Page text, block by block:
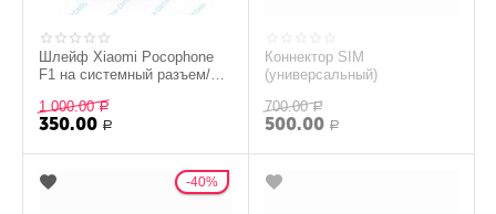
Шлейф Xiaomi Pocophone
F1 на системный разъем/
1 000.00 Р
350.00 Р
Коннектор SIM
(универсальный)
700.00 Р
500.00 Р
40%